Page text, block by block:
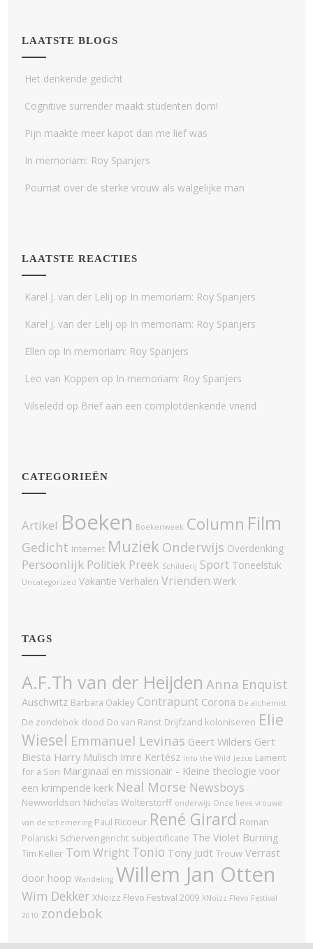
LAATSTE BLOGS
Het denkende gedicht
Cognitive surrender maakt studenten dom!
Pijn maakte meer kapot dan me lief was
In memoriam: Roy Spanjers
Pourriat over de sterke vrouw als walgelijke man
LAATSTE REACTIES
Karel J. van der Lelij op In memoriam: Roy Spanjers
Karel J. van der Lelij op In memoriam: Roy Spanjers
Ellen op In memoriam: Roy Spanjers
Leo van Koppen op In memoriam: Roy Spanjers
Vilseledd op Brief aan een complotdenkende vriend
CATEGORIEËN
Artikel Boeken Boekenweek Column Film
Gedicht Internet Muziek Onderwijs Overdenking
Persoonlijk Politiek Preek Schilderij Sport Toneelstuk
Uncategorized Vakantie Verhalen Vrienden Werk
TAGS
A.F.Th van der Heijden Anna Enquist
Auschwitz Barbara Oakley Contrapunt Corona De alchemist
De zondebok dood Do van Ranst Drijfzand koloniseren Elie
Wiesel Emmanuel Levinas Geert Wilders Gert
Biesta Harry Mulisch Imre Kertész Into the Wild Jezus Lament
for a Son Marginaal en missionair - Kleine theologie voor
een krimpende kerk Neal Morse Newsboys
Newworldson Nicholas Wolterstorff onderwijs Onze lieve vrouwe
van de schemering Paul Ricoeur René Girard Roman
Polanski Schervengericht subjectificatie The Violet Burning
Tim Keller Tom Wright Tonio Tony Judt Trouw Verrast
door hoop Wandeling Willem Jan Otten
Wim Dekker XNoizz Flevo Festival 2009 XNoizz Flevo Festival
2010 zondebok